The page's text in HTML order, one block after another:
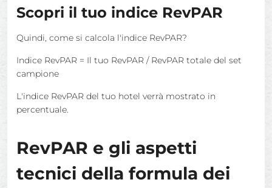
Scopri il tuo indice RevPAR
Quindi, come si calcola l'indice RevPAR?
Indice RevPAR = Il tuo RevPAR / RevPAR totale del set
campione
L'indice RevPAR del tuo hotel verrà mostrato in
percentuale.
RevPAR e gli aspetti
tecnici della formula dei